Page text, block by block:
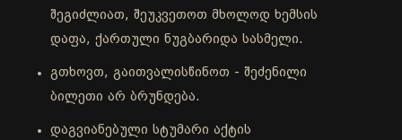
შეგიძლიათ, შეუკვეთოთ მხოლოდ ხემსის
დაფა, ქართული ნუგბარიდა სასმელი.
გთხოვთ, გაითვალისწინოთ - შეძენილი
ბილეთი არ ბრუნდება.
დაგვიანებული სტუმარი აქტის